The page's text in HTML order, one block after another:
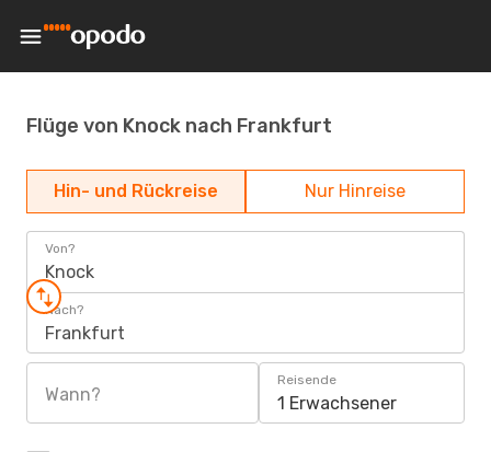
Flüge von Knock nach Frankfurt
Hin- und Rückreise Nur Hinreise
Von?
Knock
Nach?
Frankfurt
Wann?
Reisende
1 Erwachsener